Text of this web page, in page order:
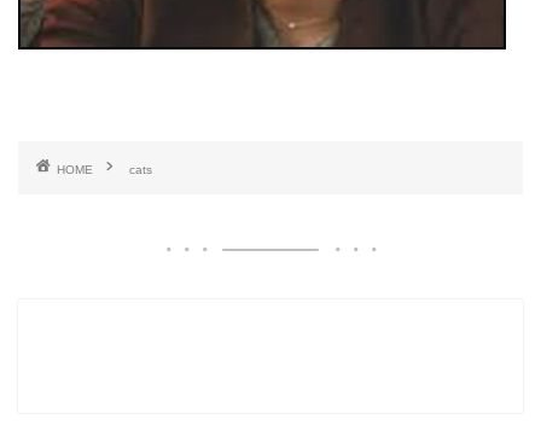
HOME cats